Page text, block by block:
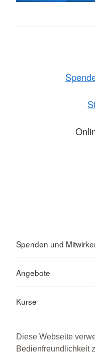
Diese Webseite
Bedienfreundlichkeit
Spenden und
Angebote
Kurse